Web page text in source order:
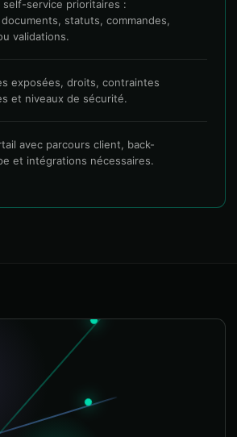
self-service prioritaires :
statuts, commandes,
validations.
exposées, droits, contraintes
et niveaux de sécurité.
avec parcours client, back-
et intégrations nécessaires.